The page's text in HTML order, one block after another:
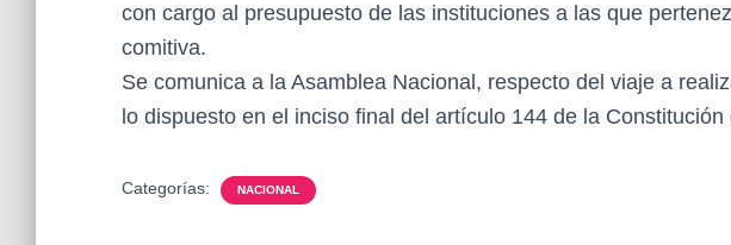
con cargo al presupuesto de las instituciones a las que
comitiva.
Se comunica a la Asamblea Nacional, respecto del viaje a
lo dispuesto en el inciso final del artículo 144 de la
Categorías: NACIONAL